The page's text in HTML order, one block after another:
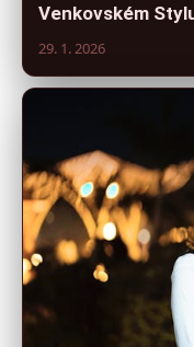
Venkovském
29. 1. 2026